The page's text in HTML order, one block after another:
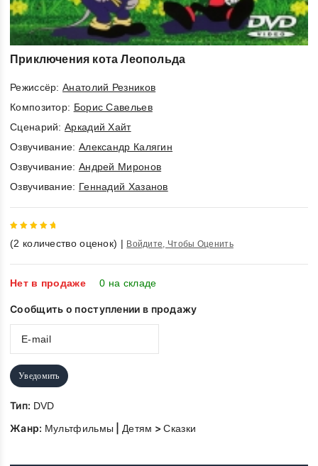
Приключения кота Леопольда
Режиссёр:Анатолий Резников
Композитор: Борис Савельев
Cценарий: Аркадий Хайт
Озвучивание: Александр Калягин
Озвучивание: Андрей Миронов
Озвучивание: Геннадий Хазанов
5
(2 количество оценок) | Войдите, Чтобы Оценить
Нет в продаже 0 на складе
Сообщить о поступлении в продажу
Уведомить
Тип: DVD
Жанр: Мультфильмы Детям >Сказки